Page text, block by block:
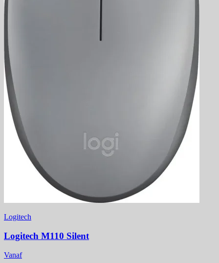
Logitech
Logitech M110 Silent
Vanaf